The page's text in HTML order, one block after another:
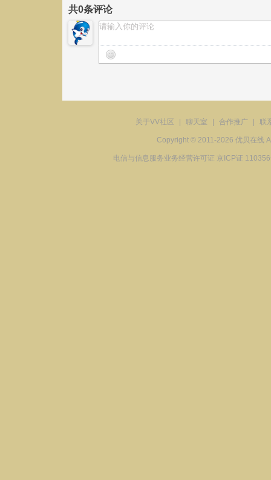
共0条评论
关于VV社区 聊天室 合作推广 联
Copyright © 2011-2026 优贝在线
电信与信息服务业务经营许可证 京ICP证